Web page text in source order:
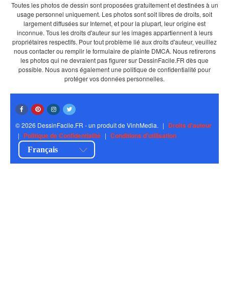
Toutes les photos de dessin sont proposées gratuitement et destinées à un
usage personnel uniquement. Les photos sont soit libres de droits, soit
largement diffusées sur Internet, et pour la plupart, leur origine est
inconnue. Tous les droits d'auteur sur les images appartiennent à leurs
propriétaires respectifs. Pour tout problème lié aux droits d'auteur, veuillez
nous contacter ou remplir le formulaire de plainte DMCA. Nous retirerons
les photos qui ne devraient pas figurer sur DessinFacile.FR dès que
possible. Nous avons également une politique de confidentialité pour
protéger vos données personnelles.
© 2026 DessinFacile.FR - un produit de VinhMedia. | Droits d'auteur
| Politique de Confidentialité | Conditions d'utilisation
Français